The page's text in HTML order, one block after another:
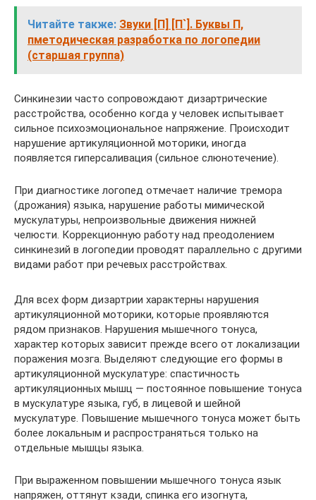
Читайте также: Звуки [П] [П`]. Буквы П,
пметодическая разработка по логопедии
(старшая группа)
Синкинезии часто сопровождают дизартрические
расстройства, особенно когда у человек испытывает
сильное психоэмоциональное напряжение. Происходит
нарушение артикуляционной моторики, иногда
появляется гиперсаливация (сильное слюнотечение).
При диагностике логопед отмечает наличие тремора
(дрожания) языка, нарушение работы мимической
мускулатуры, непроизвольные движения нижней
челюсти. Коррекционную работу над преодолением
синкинезий в логопедии проводят параллельно с другими
видами работ при речевых расстройствах.
Для всех форм дизартрии характерны нарушения
артикуляционной моторики, которые проявляются
рядом признаков. Нарушения мышечного тонуса,
характер которых зависит прежде всего от локализации
поражения мозга. Выделяют следующие его формы в
артикуляционной мускулатуре: спастичность
артикуляционных мышц — постоянное повышение тонуса
в мускулатуре языка, губ, в лицевой и шейной
мускулатуре. Повышение мышечного тонуса может быть
более локальным и распространяться только на
отдельные мышцы языка.
При выраженном повышении мышечного тонуса язык
напряжен, оттянут кзади, спинка его изогнута,